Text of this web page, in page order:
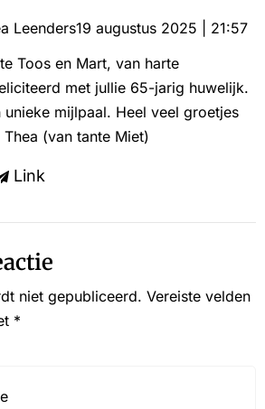
Leenders19 augustus 2025 | 21:57
Toos en Mart, van harte
met jullie 65-jarig huwelijk.
unieke mijlpaal. Heel veel groetjes
Thea (van tante Miet)
Link
niet gepubliceerd. Vereiste velden
*